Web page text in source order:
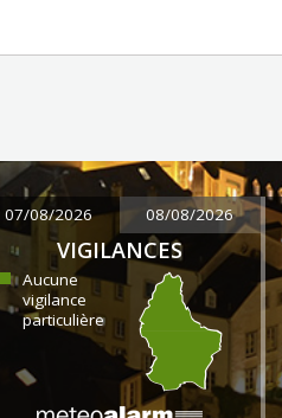
07/08/2026 08/08/2026
VIGILANCES
Aucune
vigilance
particulière